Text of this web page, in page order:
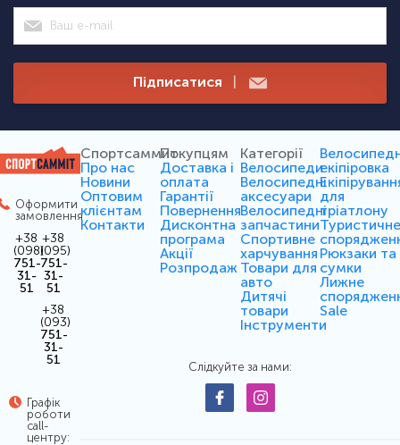
Підписатися |
Оформити
замовлення
+38
(098)
751-
31-
51
+38
(095)
751-
31-
51
+38
(093)
751-
31-
51
Графік
роботи
call-
центру:
Спортсаммит
Про нас
Новини
Оптовим
клієнтам
Контакти
Покупцям
Доставка і
оплата
Гарантії
Повернення
Дисконтна
програма
Акції
Розпродаж
Категорії
Велосипеди
Велосипедні
аксесуари
Велосипедні
запчастини
Спортивне
харчування
Товари для
авто
Дитячі
товари
Інструменти
екіпіровка
для
тріатлону
Рюкзаки та
сумки
Лижне
Sale
Слідкуйте за нами: